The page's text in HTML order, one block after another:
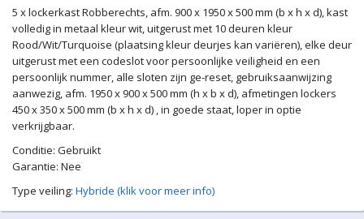
5 x lockerkast Robberechts, afm. 900 x 1950 x 500 mm (b x h x d), kast
volledig in metaal kleur wit, uitgerust met 10 deuren kleur
Rood/Wit/Turquoise (plaatsing kleur deurjes kan variëren), elke deur
uitgerust met een codeslot voor persoonlijke veiligheid en een
persoonlijk nummer, alle sloten zijn ge-reset, gebruiksaanwijzing
aanwezig, afm. 1950 x 900 x 500 mm (h x b x d), afmetingen lockers
450 x 350 x 500 mm (b x h x d) , in goede staat, loper in optie
verkrijgbaar.
Conditie: Gebruikt
Garantie: Nee
Type veiling: Hybride (klik voor meer info)